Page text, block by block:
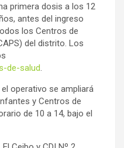
primera dosis a los 12
antes del ingreso
los Centros de
del distrito. Los
de-salud.
operativo se ampliará
y Centros de
de 10 a 14, bajo el